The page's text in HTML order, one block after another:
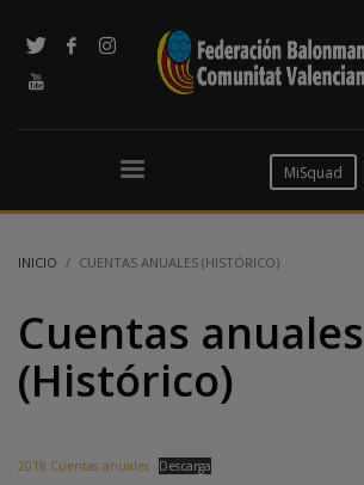
MiSquad
INICIO CUENTAS ANUALES (HISTÓRICO)
Cuentas anuales
(Histórico)
2018 Cuentas anuales Descarga